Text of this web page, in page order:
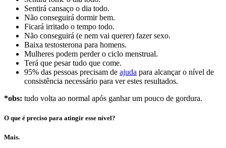
Sentirá cansaço o dia todo.
Não conseguirá dormir bem.
Ficará irritado o tempo todo.
Não conseguirá (e nem vai querer) fazer sexo.
Baixa testosterona para homens.
Mulheres podem perder o ciclo menstrual.
Terá que pesar tudo que come.
95% das pessoas precisam de ajuda para alcançar o nível de
consistência necessário para ver estes resultados.
*obs: tudo volta ao normal após ganhar um pouco de gordura.
O que é preciso para atingir esse nível?
Mais.